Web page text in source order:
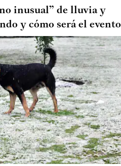
inusual” de lluvia y
y cómo será el evento